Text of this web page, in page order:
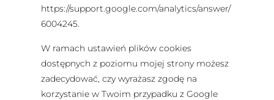
https://support.google.com/analytics/answer/
6004245.
W ramach ustawień plików cookies
dostępnych z poziomu mojej strony możesz
zadecydować, czy wyrażasz zgodę na
korzystanie w Twoim przypadku z Google